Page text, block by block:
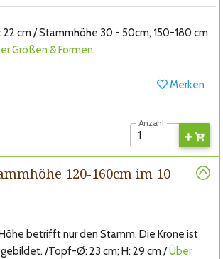
cm / Stammhöhe 30 - 50cm, 150-180 cm
Größen & Formen.
Merken
Anzahl
120-160cm im 10
betrifft nur den Stamm. Die Krone ist
/Topf-Ø: 23 cm; H: 29 cm /Über